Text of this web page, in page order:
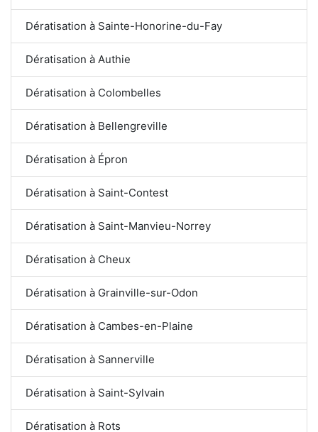
Dératisation à Sainte-Honorine-du-Fay
Dératisation à Authie
Dératisation à Colombelles
Dératisation à Bellengreville
Dératisation à Épron
Dératisation à Saint-Contest
Dératisation à Saint-Manvieu-Norrey
Dératisation à Cheux
Dératisation à Grainville-sur-Odon
Dératisation à Cambes-en-Plaine
Dératisation à Sannerville
Dératisation à Saint-Sylvain
Dératisation à Rots